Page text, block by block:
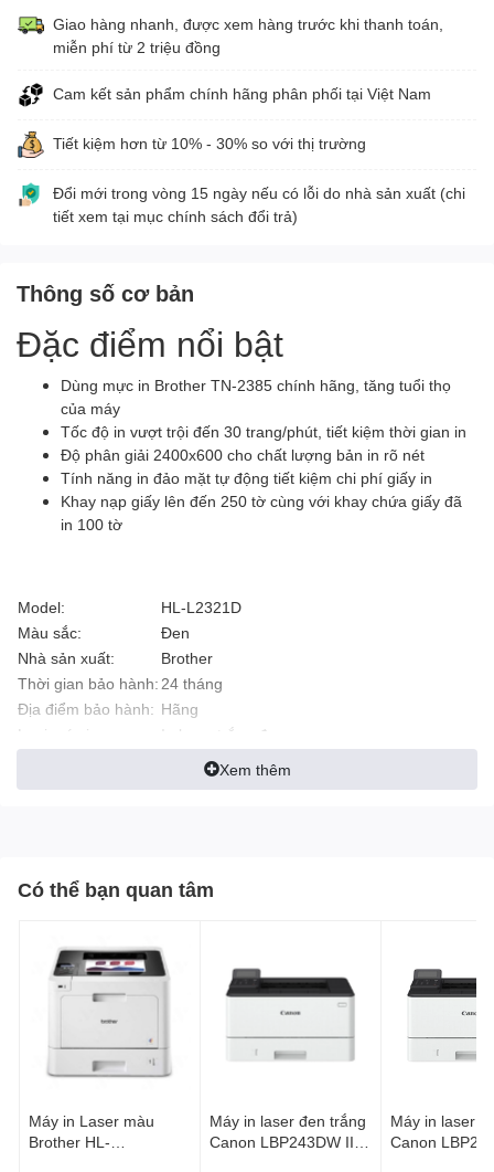
Giao hàng nhanh, được xem hàng trước khi thanh toán,
miễn phí từ 2 triệu đồng
Cam kết sản phẩm chính hãng phân phối tại Việt Nam
Tiết kiệm hơn từ 10% - 30% so với thị trường
Đổi mới trong vòng 15 ngày nếu có lỗi do nhà sản xuất (chi
tiết xem tại mục chính sách đổi trả)
Thông số cơ bản
Đặc điểm nổi bật
Dùng mực in Brother TN-2385 chính hãng, tăng tuổi thọ
của máy
Tốc độ in vượt trội đến 30 trang/phút, tiết kiệm thời gian in
Độ phân giải 2400x600 cho chất lượng bản in rõ nét
Tính năng in đảo mặt tự động tiết kiệm chi phí giấy in
Khay nạp giấy lên đến 250 tờ cùng với khay chứa giấy đã
in 100 tờ
Model:
HL-L2321D
Màu sắc:
Đen
Nhà sản xuất:
Brother
Thời gian bảo hành: 24 tháng
Địa điểm bảo hành: Hãng
Loại máy in:
In laser trắng đen
Xem thêm
Có thể bạn quan tâm
Máy in Laser màu
Brother HL-
Máy in laser đen trắng
Canon LBP243DW II
Máy in laser
Canon